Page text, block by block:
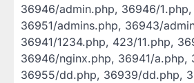
36946/admin.php, 36946/
36951/admins.php, 36943/
36941/1234.php, 423/11.php,
36946/nginx.php, 36941/a.php,
36955/dd.php, 36939/dd.php,